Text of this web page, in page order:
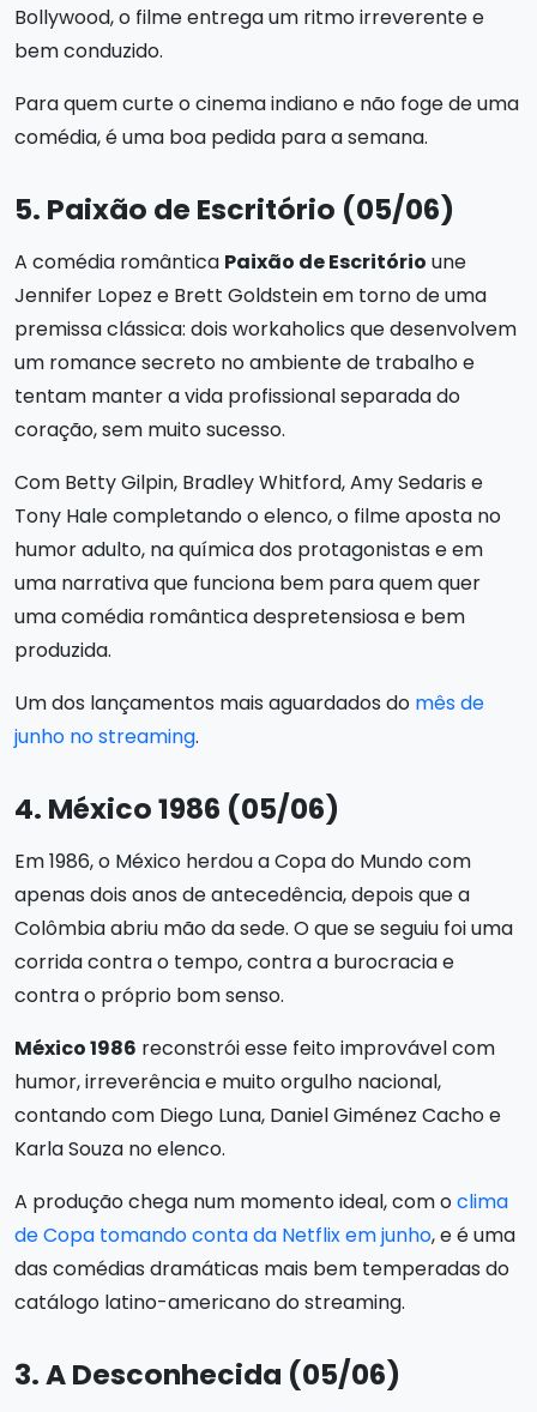
Bollywood, o filme entrega um ritmo irreverente e
bem conduzido.
Para quem curte o cinema indiano e não foge de uma
comédia, é uma boa pedida para a semana.
5. Paixão de Escritório (05/06)
A comédia romântica Paixão de Escritório une
Jennifer Lopez e Brett Goldstein em torno de uma
premissa clássica: dois workaholics que desenvolvem
um romance secreto no ambiente de trabalho e
tentam manter a vida profissional separada do
coração, sem muito sucesso.
Com Betty Gilpin, Bradley Whitford, Amy Sedaris e
Tony Hale completando o elenco, o filme aposta no
humor adulto, na química dos protagonistas e em
uma narrativa que funciona bem para quem quer
uma comédia romântica despretensiosa e bem
produzida.
Um dos lançamentos mais aguardados do mês de
junho no streaming.
4. México 1986 (05/06)
Em 1986, o México herdou a Copa do Mundo com
apenas dois anos de antecedência, depois que a
Colômbia abriu mão da sede. O que se seguiu foi uma
corrida contra o tempo, contra a burocracia e
contra o próprio bom senso.
México 1986 reconstrói esse feito improvável com
humor, irreverência e muito orgulho nacional,
contando com Diego Luna, Daniel Giménez Cacho e
Karla Souza no elenco.
A produção chega num momento ideal, com oclima
de Copa tomando conta da Netflix em junho, e é uma
das comédias dramáticas mais bem temperadas do
catálogo latino-americano do streaming.
3. A Desconhecida (05/06)